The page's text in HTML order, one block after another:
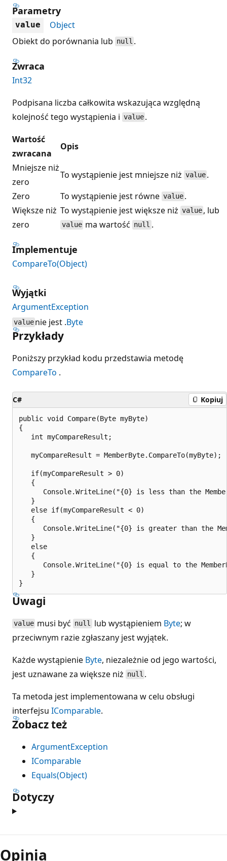
Parametry
value
Object
Obiekt do porównania lub null .
Zwraca
Int32
Podpisana liczba całkowita wskazująca względną
kolejność tego wystąpienia i value .
Wartość
zwracana
Opis
Mniejsze niż
zero
To wystąpienie jest mniejsze niż value .
Zero
To wystąpienie jest równe value .
Większe niż
zero
To wystąpienie jest większe niż value , lub
value ma wartość null .
Implementuje
CompareTo(Object)
Wyjątki
ArgumentException
value nie jest .Byte
Przykłady
Poniższy przykład kodu przedstawia metodę
CompareTo .
C# Kopiuj
public void Compare(Byte myByte)
{
   int myCompareResult;
   myCompareResult = MemberByte.CompareTo(myByte);
   if(myCompareResult > 0)
   {
Console.WriteLine("{0} is less than the
   }
   else if(myCompareResult < 0)
   {
Console.WriteLine("{0} is greater than the
   }
   else
   {
Console.WriteLine("{0} is equal to the
   }
Uwagi
value musi być null lub wystąpieniem Byte; w
przeciwnym razie zgłaszany jest wyjątek.
Każde wystąpienie Byte, niezależnie od jego wartości,
jest uznawane za większe niż null .
Ta metoda jest implementowana w celu obsługi
interfejsu IComparable.
Zobacz też
ArgumentException
IComparable
Equals(Object)
Dotyczy
Opinia